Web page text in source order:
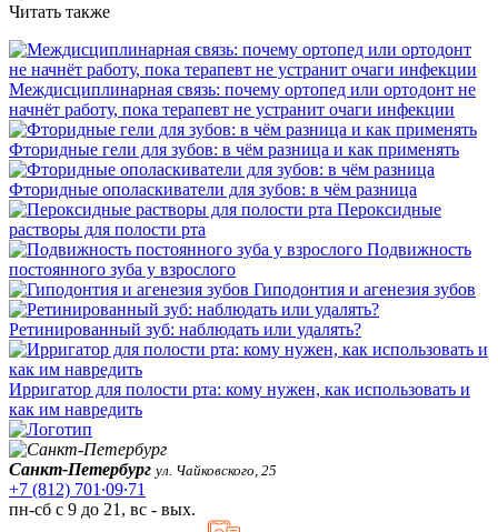
Читать также
Междисциплинарная связь: почему ортопед или ортодонт не
начнёт работу, пока терапевт не устранит очаги инфекции
Фторидные гели для зубов: в чём разница и как применять
Фторидные ополаскиватели для зубов: в чём разница
Пероксидные
растворы для полости рта
Подвижность
постоянного зуба у взрослого
Гиподонтия и агенезия зубов
Ретинированный зуб: наблюдать или удалять?
Ирригатор для полости рта: кому нужен, как использовать и
как им навредить
Санкт-Петербург ул. Чайковского, 25
+7 (812) 701∙09∙71
пн-сб с 9 до 21, вс - вых.